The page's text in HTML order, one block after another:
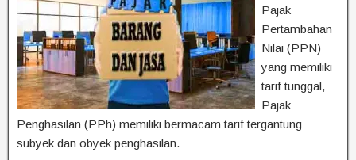
Pajak
Pertambahan
Nilai (PPN)
yang memiliki
tarif tunggal,
Pajak
Penghasilan (PPh) memiliki bermacam tarif tergantung
subyek dan obyek penghasilan.